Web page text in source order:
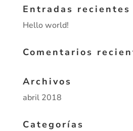
Entradas recientes
Hello world!
Comentarios
Archivos
abril 2018
Categorías